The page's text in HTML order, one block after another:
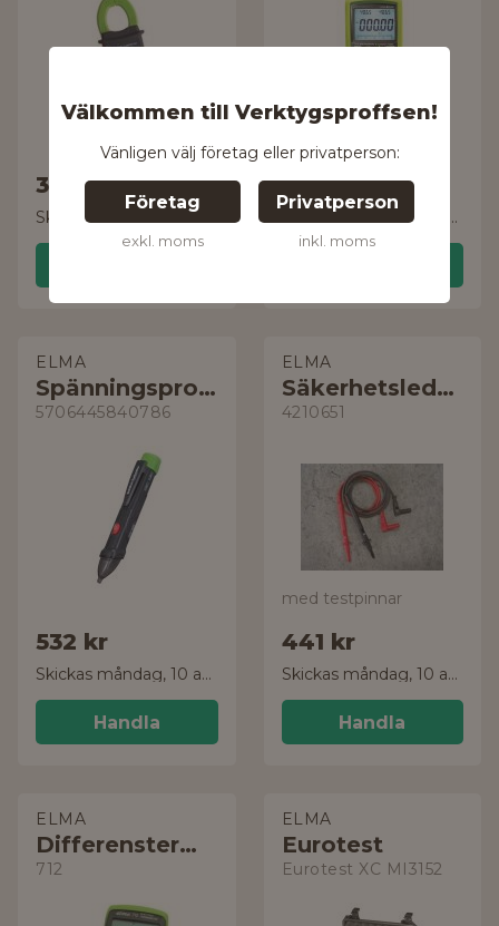
Välkommen till Verktygsproffsen!
Vänligen välj företag eller privatperson:
Företag
exkl. moms
Privatperson
inkl. moms
3 229 kr 5 867 kr
Skickas måndag, 10 aug.
ELMA
Spänningsprovare
5706445840786
532 kr
Skickas måndag, 10 aug.
Handla
ELMA
Säkerhetsledning
4210651
med testpinnar
441 kr
Skickas måndag, 10 aug.
Handla
ELMA
Differenstermometer
712
ELMA
Eurotest
Eurotest XC MI3152